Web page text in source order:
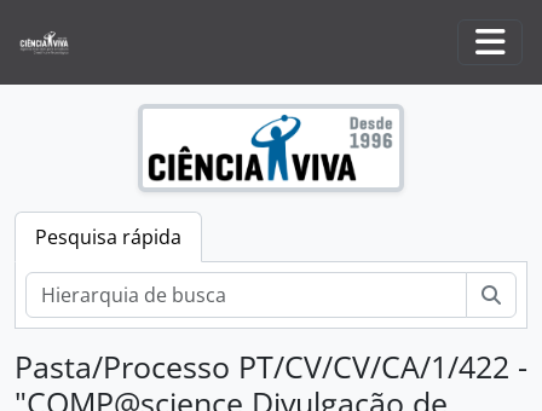
Pesquisa rápida
Pasta/Processo PT/CV/CV/CA/1/422 -
"COMP@science Divulgação de